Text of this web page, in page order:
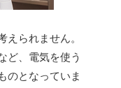
えられません。
ど、電気を使う
のとなっていま